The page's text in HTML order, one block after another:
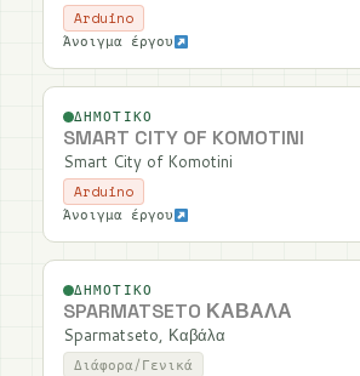
Arduino
Άνοιγμα έργου
ΔΗΜΟΤΙΚΌ
SMART CITY OF KOMOTINI
Smart City of Komotini
Arduino
Άνοιγμα έργου
ΔΗΜΟΤΙΚΌ
SPARMATSETO ΚΑΒΆΛΑ
Sparmatseto, Καβάλα
Διάφορα/Γενικά